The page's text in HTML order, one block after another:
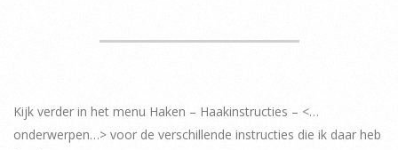
Kijk verder in het menu Haken – Haakinstructies – <…
onderwerpen…> voor de verschillende instructies die ik daar heb